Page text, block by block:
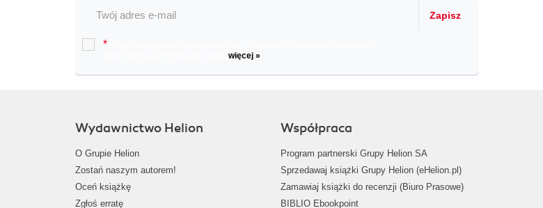
Zapisz
*
więcej »
Wydawnictwo Helion
O Grupie Helion
Zostań naszym autorem!
Oceń książkę
Zgłoś erratę
Współpraca
Program partnerski Grupy Helion SA
Sprzedawaj książki Grupy Helion (eHelion.pl)
Zamawiaj książki do recenzji (Biuro Prasowe)
BIBLIO Ebookpoint